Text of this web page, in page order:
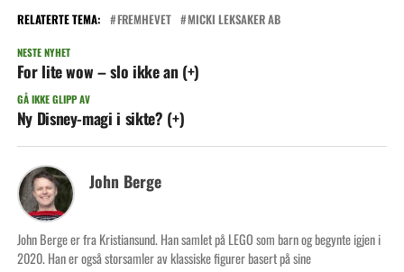
RELATERTE TEMA: FREMHEVET MICKI LEKSAKER AB
NESTE NYHET
For lite wow – slo ikke an (+)
GÅ IKKE GLIPP AV
Ny Disney-magi i sikte? (+)
John Berge
John Berge er fra Kristiansund. Han samlet på LEGO som barn og begynte igjen i
2020. Han er også storsamler av klassiske figurer basert på sine